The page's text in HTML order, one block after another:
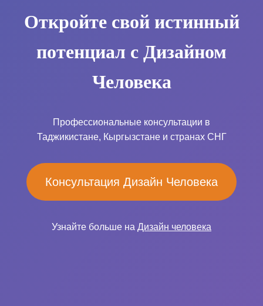
Откройте свой истинный
потенциал с Дизайном
Человека
Профессиональные консультации в
Таджикистане, Кыргызстане и странах СНГ
Консультация Дизайн Человека
Узнайте больше на Дизайн человека